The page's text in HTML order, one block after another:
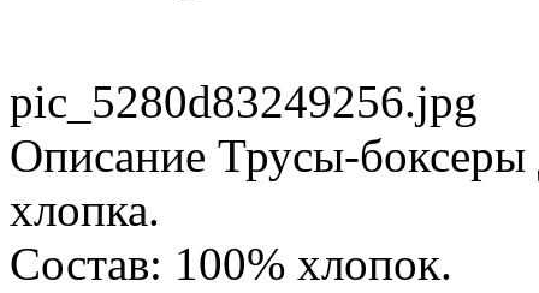
pic_5280d83249256.jpg
Описание Трусы-боксеры
хлопка.
Состав: 100% хлопок.